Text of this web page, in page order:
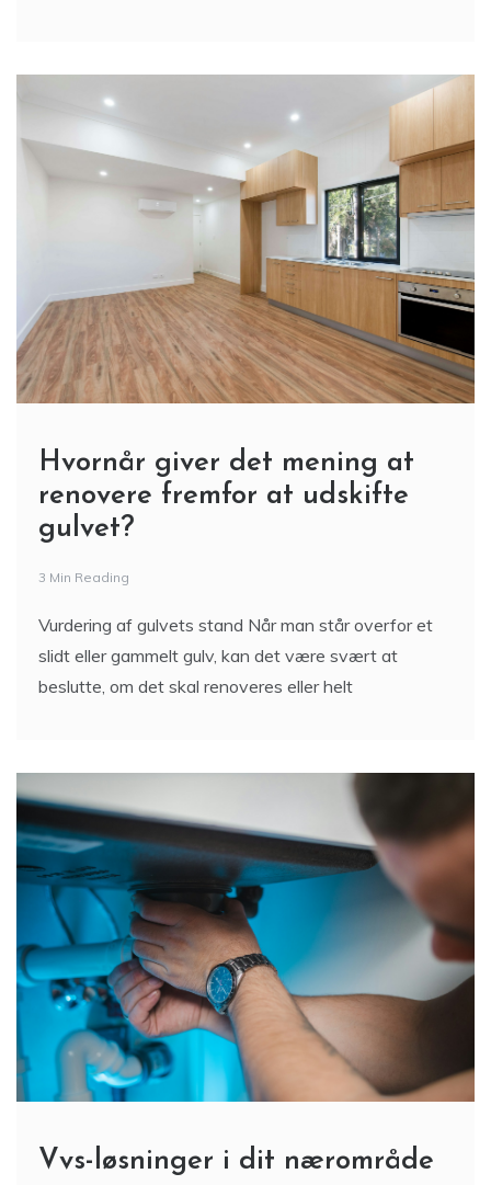
Hvornår giver det mening at
renovere fremfor at udskifte
gulvet?
3 Min Reading
Vurdering af gulvets stand Når man står overfor et
slidt eller gammelt gulv, kan det være svært at
beslutte, om det skal renoveres eller helt
Vvs-løsninger i dit nærområde